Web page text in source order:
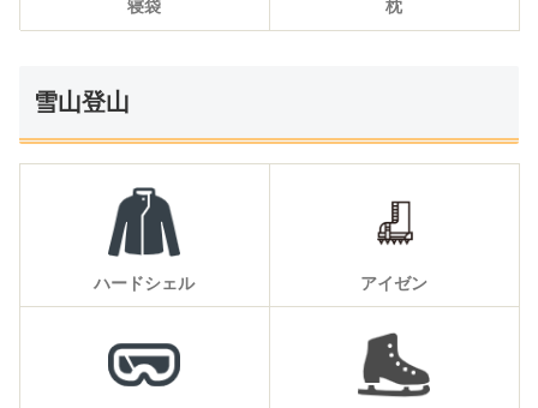
寝袋 枕
雪山登山
ハードシェル アイゼン